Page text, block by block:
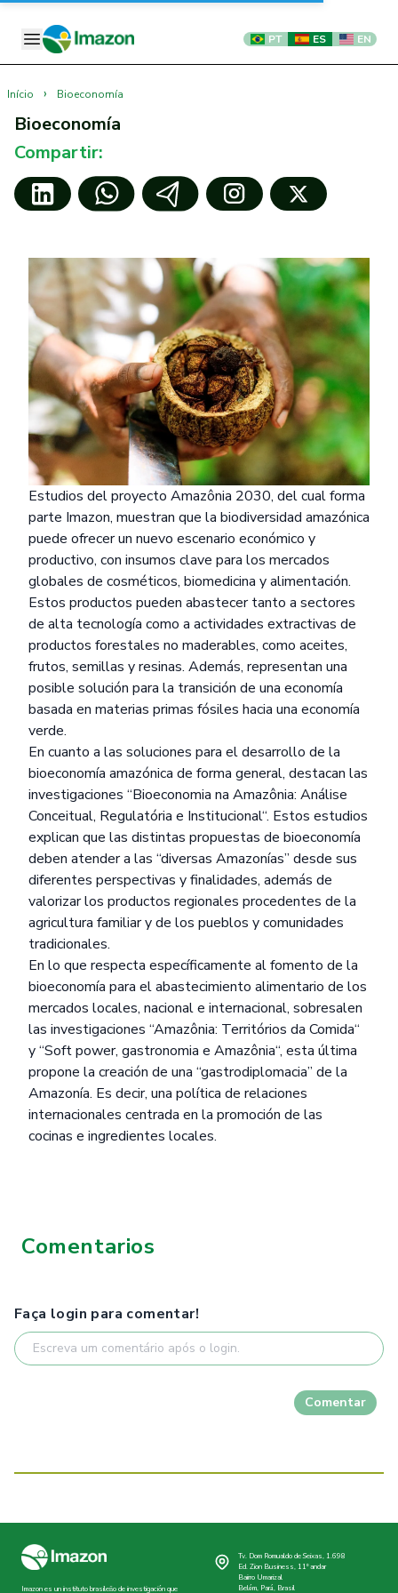
PT ES EN
Início › Bioeconomía
Bioeconomía
Compartir:
Estudios del proyecto Amazônia 2030, del cual forma
parte Imazon, muestran que la biodiversidad amazónica
puede ofrecer un nuevo escenario económico y
productivo, con insumos clave para los mercados
globales de cosméticos, biomedicina y alimentación.
Estos productos pueden abastecer tanto a sectores
de alta tecnología como a actividades extractivas de
productos forestales no maderables, como aceites,
frutos, semillas y resinas. Además, representan una
posible solución para la transición de una economía
basada en materias primas fósiles hacia una economía
verde.
En cuanto a las soluciones para el desarrollo de la
bioeconomía amazónica de forma general, destacan las
investigaciones “Bioeconomia na Amazônia: Análise
Conceitual, Regulatória e Institucional“. Estos estudios
explican que las distintas propuestas de bioeconomía
deben atender a las “diversas Amazonías” desde sus
diferentes perspectivas y finalidades, además de
valorizar los productos regionales procedentes de la
agricultura familiar y de los pueblos y comunidades
tradicionales.
En lo que respecta específicamente al fomento de la
bioeconomía para el abastecimiento alimentario de los
mercados locales, nacional e internacional, sobresalen
las investigaciones “Amazônia: Territórios da Comida“
y “Soft power, gastronomia e Amazônia“, esta última
propone la creación de una “gastrodiplomacia” de la
Amazonía. Es decir, una política de relaciones
internacionales centrada en la promoción de las
cocinas e ingredientes locales.
Comentarios
Faça login para comentar!
Comentar
Imazon es un instituto brasileño de investigación que
Tv. Dom Romualdo de Seixas, 1.698
Ed. Zion Business, 11º andar
Bairro Umarizal
Belém, Pará, Brasil